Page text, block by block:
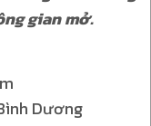
gian mở.
Dương